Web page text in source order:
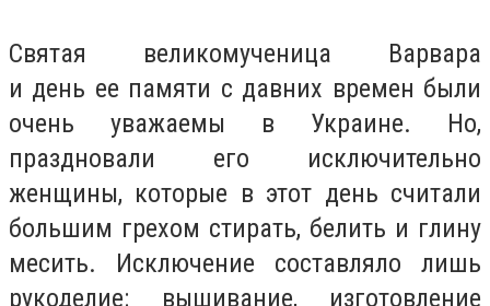
Святая великомученица Варвара
и день ее памяти с давних времен были
очень уважаемы в Украине. Но,
праздновали его исключительно
женщины, которые в этот день считали
большим грехом стирать, белить и глину
месить. Исключение составляло лишь
рукоделие: вышивание, изготовление